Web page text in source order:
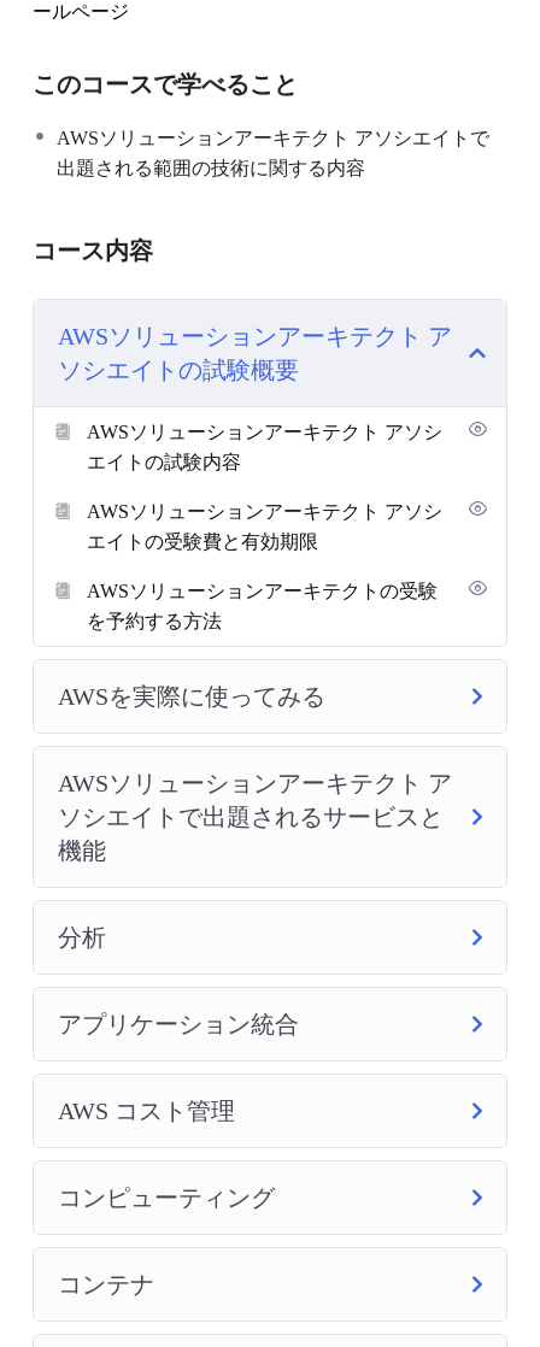
ールページ
このコースで学べること
AWSソリューションアーキテクト アソシエイトで
出題される範囲の技術に関する内容
コース内容
AWSソリューションアーキテクト ア
ソシエイトの試験概要
AWSソリューションアーキテクト アソシ
エイトの試験内容
AWSソリューションアーキテクト アソシ
エイトの受験費と有効期限
AWSソリューションアーキテクトの受験
を予約する方法
AWSを実際に使ってみる
AWSソリューションアーキテクト ア
ソシエイトで出題されるサービスと
機能
分析
アプリケーション統合
AWS コスト管理
コンピューティング
コンテナ